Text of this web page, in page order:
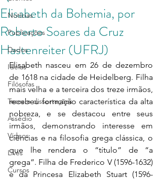
Notícias
Publicações
Dados
Ideias
Filósofas
Teses e dissertações
Assédio
Vídeos
Lives
Cursos
Elisabeth da Bohemia, por
Roberto Soares da Cruz
Hastenreiter (UFRJ)
Elisabeth nasceu em 26 de dezembro
de 1618 na cidade de Heidelberg. Filha
mais velha e a terceira dos treze irmãos,
recebeu formação característica da alta
nobreza, e se destacou entre seus
irmãos, demonstrando interesse em
ciências e na filosofia grega clássica, o
que lhe rendera o “título” de “a
grega”. Filha de Frederico V (1596-1632)
e da Princesa Elizabeth Stuart (1596-